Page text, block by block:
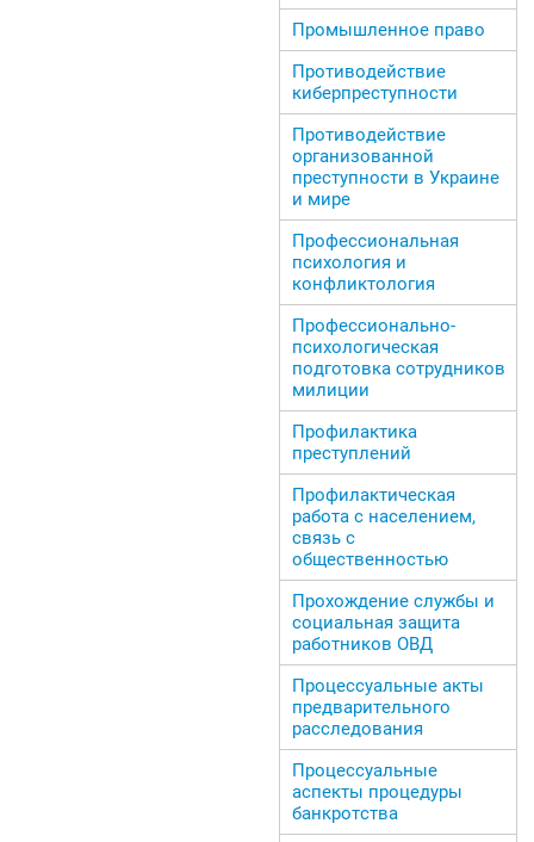
Промышленное право
Противодействие
киберпреступности
Противодействие
организованной
преступности в Украине
и мире
Профессиональная
психология и
конфликтология
Профессионально-
психологическая
подготовка сотрудников
милиции
Профилактика
преступлений
Профилактическая
работа с населением,
связь с
общественностью
Прохождение службы и
социальная защита
работников ОВД
Процессуальные акты
предварительного
расследования
Процессуальные
аспекты процедуры
банкротства